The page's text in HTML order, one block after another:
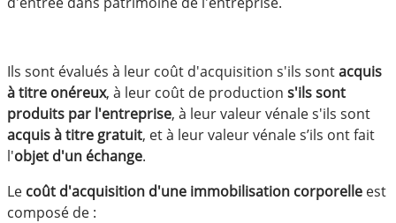
Ils sont évalués à leur coût d'acquisition s'ils sontacquis
à titre onéreux, à leur coût de production s'ils sont
produits par l'entreprise, à leur valeur vénale s'ils sont
acquis à titre gratuit, et à leur valeur vénale s’ils ont fait
l'objet d'un échange.
Le coût d'acquisition d'une immobilisation corporelle est
composé de :